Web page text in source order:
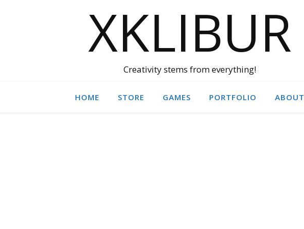
XKLIBUR
Creativity stems from everything!
HOME STORE GAMES PORTFOLIO ABOUT